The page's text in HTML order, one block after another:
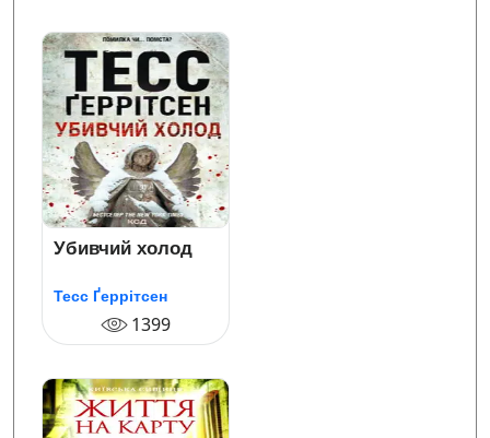
Убивчий холод
Тесс Ґеррітсен
1399